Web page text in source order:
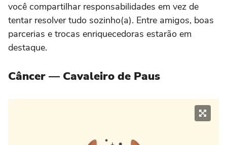
você compartilhar responsabilidades em vez de
tentar resolver tudo sozinho(a). Entre amigos, boas
parcerias e trocas enriquecedoras estarão em
destaque.
Câncer — Cavaleiro de Paus